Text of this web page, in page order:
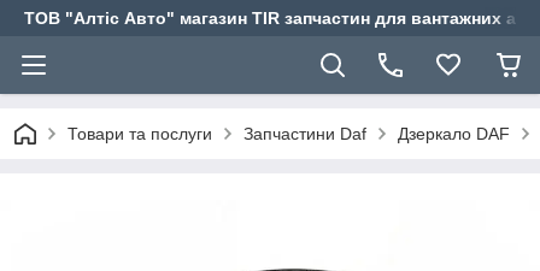
ТОВ "Алтіс Авто" магазин TIR запчастин для вантажних
Товари та послуги Запчастини Daf Дзеркало DAF